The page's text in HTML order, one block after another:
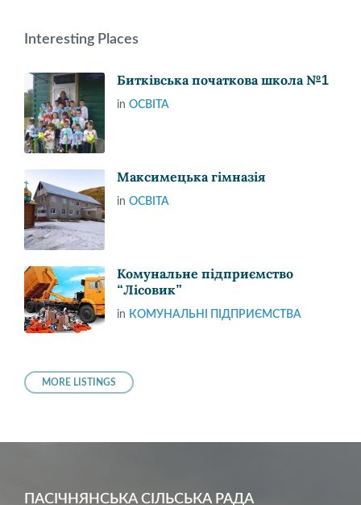
Interesting Places
Битківська початкова школа №1
in ОСВІТА
Максимецька гімназія
in ОСВІТА
Комунальне підприємство
“Лісовик”
in КОМУНАЛЬНІ ПІДПРИЄМСТВА
MORE LISTINGS
ПАСІЧНЯНСЬКА СІЛЬСЬКА РАДА